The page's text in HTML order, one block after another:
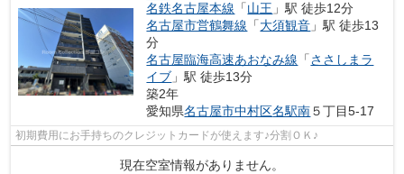
名鉄名古屋本線 「山王 」駅 徒歩12分
名古屋市営鶴舞線 「大須観音 」駅 徒歩13
分
名古屋臨海高速あおなみ線 「ささしまラ
イブ 」駅 徒歩13分
築2年
愛知県名古屋市中村区名駅南５丁目5-17
初期費用にお手持ちのクレジットカードが使えます♪分割ＯＫ♪
現在空室情報がありません。